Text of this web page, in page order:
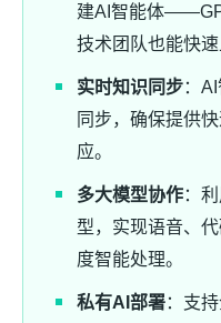
建AI智能体
技术团队也能快速
实时知识同步：
同步，确保提供
应。
多大模型协作：
型，实现语音、
度智能处理。
私有AI部署：支